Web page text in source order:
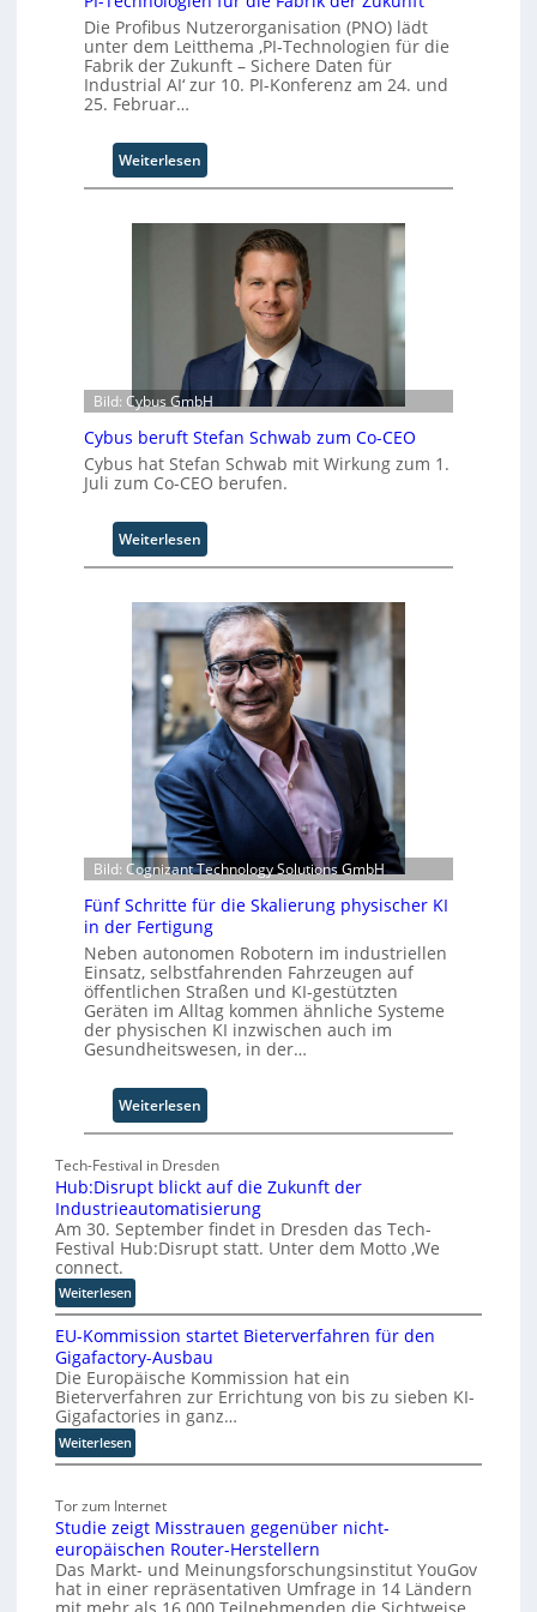
t
e
r
a
m
t
r
t
I
a
l
B
u
s
i
e
s
s
c
o
s
y
s
t
e
m
v
o
n
F
r
m
w
a
y
s
b
Die Profibus Nutzerorganisation (PNO) lädt
unter dem Leitthema ‚PI-Technologien für die
Fabrik der Zukunft – Sichere Daten für
Industrial AI‘ zur 10. PI-Konferenz am 24. und
25. Februar…
Weiterlesen
P
-
o
l
o
g
i
e
f
r
i
e
F
a
b
r
i
k
d
e
r
Z
k
u
n
f
t
Bild: Cybus GmbH
Cybus beruft Stefan Schwab zum Co-CEO
Cybus hat Stefan Schwab mit Wirkung zum 1.
Juli zum Co-CEO berufen.
Weiterlesen
C
b
u
s
b
e
r
u
f
t
S
t
e
f
a
n
S
c
h
w
a
b
z
m
o
-
C
E
Bild: Cognizant Technology Solutions GmbH
Fünf Schritte für die Skalierung physischer KI
in der Fertigung
Neben autonomen Robotern im industriellen
Einsatz, selbstfahrenden Fahrzeugen auf
öffentlichen Straßen und KI-gestützten
Geräten im Alltag kommen ähnliche Systeme
der physischen KI inzwischen auch im
Gesundheitswesen, in der…
Weiterlesen
F
n
f
S
c
h
i
t
t
e
f
ü
d
S
k
a
l
Tech-Festival in Dresden
Hub:Disrupt blickt auf die Zukunft der
Industrieautomatisierung
Am 30. September findet in Dresden das Tech-
Festival Hub:Disrupt statt. Unter dem Motto ‚We
connect.
Weiterlesen:
H
u
b
:
D
i
s
r
p
t
b
l
i
EU-Kommission startet Bieterverfahren für den
Gigafactory-Ausbau
Die Europäische Kommission hat ein
Bieterverfahren zur Errichtung von bis zu sieben KI-
Gigafactories in ganz…
Weiterlesen:
E
-
K
o
m
m
Tor zum Internet
Studie zeigt Misstrauen gegenüber nicht-
europäischen Router-Herstellern
Das Markt- und Meinungsforschungsinstitut YouGov
hat in einer repräsentativen Umfrage in 14 Ländern
mit mehr als 16.000 Teilnehmenden die Sichtweise